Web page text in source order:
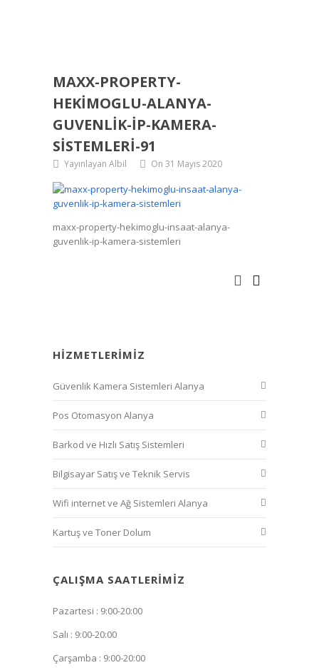
MAXX-PROPERTY-
HEKIMOGLU-ALANYA-
GUVENLIK-IP-KAMERA-
SISTEMLERI-91
Yayınlayan Albil On 31 Mayıs 2020
maxx-property-hekimoglu-insaat-alanya-
guvenlik-ip-kamera-sistemleri
HIZMETLERIMIZ
Güvenlik Kamera Sistemleri Alanya
Pos Otomasyon Alanya
Barkod ve Hızlı Satış Sistemleri
Bilgisayar Satış ve Teknik Servis
Wifi internet ve Ağ Sistemleri Alanya
Kartuş ve Toner Dolum
ÇALIŞMA SAATLERIMIZ
Pazartesi : 9:00-20:00
Salı : 9:00-20:00
Çarşamba : 9:00-20:00